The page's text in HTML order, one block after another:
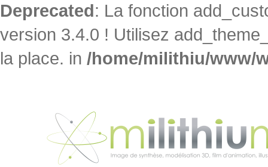
Deprecated: La fonction
version 3.4.0 ! Utilisez
la place. in /home/milithiu/www/